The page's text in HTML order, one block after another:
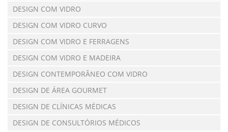
DESIGN COM VIDRO
DESIGN COM VIDRO CURVO
DESIGN COM VIDRO E FERRAGENS
DESIGN COM VIDRO E MADEIRA
DESIGN CONTEMPORÂNEO COM VIDRO
DESIGN DE ÁREA GOURMET
DESIGN DE CLÍNICAS MÉDICAS
DESIGN DE CONSULTÓRIOS MÉDICOS